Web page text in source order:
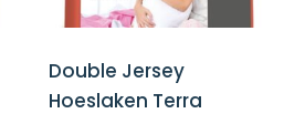
Double Jersey
Hoeslaken Terra